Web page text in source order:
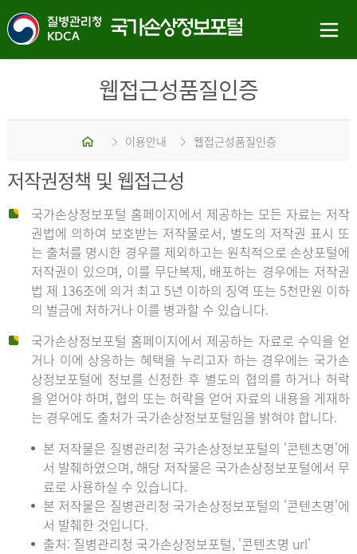
웹접근성품질인증
홈 이용안내 웹접근성품질인증
저작권정책 및 웹접근성
국가손상정보포털 홈페이지에서 제공하는 모든 자료는 저작
권법에 의하여 보호받는 저작물로서, 별도의 저작권 표시 또
는 출처를 명시한 경우를 제외하고는 원칙적으로 손상포털에
저작권이 있으며, 이를 무단복제, 배포하는 경우에는 저작권
법 제 136조에 의거 최고 5년 이하의 징역 또는 5천만원 이하
의 벌금에 처하거나 이를 병과할 수 있습니다.
국가손상정보포털 홈페이지에서 제공하는 자료로 수익을 얻
거나 이에 상응하는 혜택을 누리고자 하는 경우에는 국가손
상정보포털에 정보를 신청한 후 별도의 협의를 하거나 허락
을 얻어야 하며, 협의 또는 허락을 얻어 자료의 내용을 게재하
는 경우에도 출처가 국가손상정보포털임을 밝혀야 합니다.
본 저작물은 질병관리청 국가손상정보포털의 '콘텐츠명'에
서 발췌하였으며, 해당 저작물은 국가손상정보포털에서 무
료로 사용하실 수 있습니다.
본 저작물은 질병관리청 국가손상정보포털의 '콘텐츠명'에
서 발췌한 것입니다.
출처: 질병관리청 국가손상정보포털, '콘텐츠명 url'